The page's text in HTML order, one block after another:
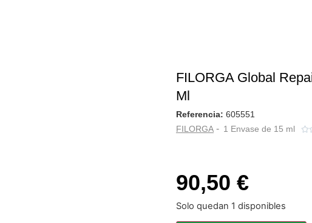
FILORGA Global
Ml
Referencia: 605551
FILORGA- 1 Envase de 15 ml 
90,50 €
Solo quedan 1 disponibles